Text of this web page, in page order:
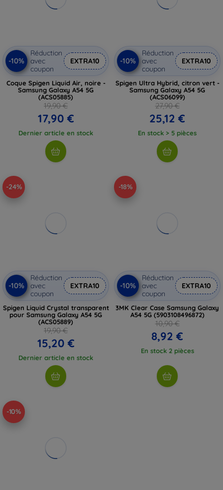
-10%
Réduction
avec
coupon
EXTRA10
Coque Spigen Liquid Air, noire -
Samsung Galaxy A54 5G
(ACS05885)
19,90 €
17,90 €
Dernier article en stock
-10%
Réduction
avec
coupon
EXTRA10
Spigen Ultra Hybrid, citron vert -
Samsung Galaxy A54 5G
(ACS06099)
27,90 €
25,12 €
En stock > 5 pièces
-24%
-10%
Réduction
avec
coupon
EXTRA10
Spigen Liquid Crystal transparent
pour Samsung Galaxy A54 5G
(ACS05889)
19,90 €
15,20 €
Dernier article en stock
-18%
-10%
Réduction
avec
coupon
EXTRA10
3MK Clear Case Samsung Galaxy
A54 5G (5903108496872)
10,90 €
8,92 €
En stock 2 pièces
-10%